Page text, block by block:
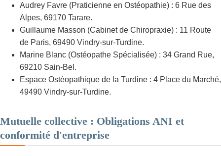
Audrey Favre (Praticienne en Ostéopathie) : 6 Rue des
Alpes, 69170 Tarare.
Guillaume Masson (Cabinet de Chiropraxie) : 11 Route
de Paris, 69490 Vindry-sur-Turdine.
Marine Blanc (Ostéopathe Spécialisée) : 34 Grand Rue,
69210 Sain-Bel.
Espace Ostéopathique de la Turdine : 4 Place du Marché,
49490 Vindry-sur-Turdine.
Mutuelle collective : Obligations ANI et
conformité d'entreprise